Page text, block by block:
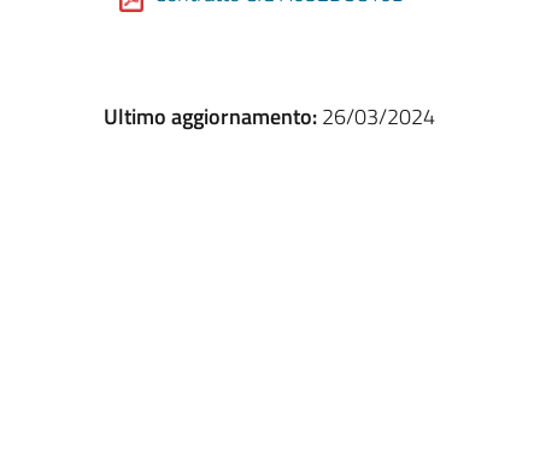
Ultimo aggiornamento:26/03/2024